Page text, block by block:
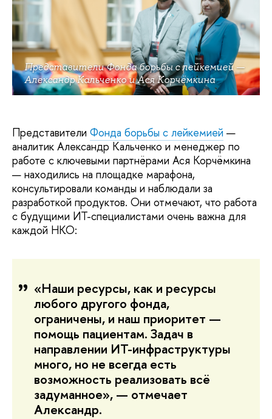
Представители Фонда борьбы с лейкемией —
Александр Кальченко и Ася Корчёмкина
Представители Фонда борьбы с лейкемией —
аналитик Александр Кальченко и менеджер по
работе с ключевыми партнёрами Ася Корчёмкина
— находились на площадке марафона,
консультировали команды и наблюдали за
разработкой продуктов. Они отмечают, что работа
с будущими ИТ-специалистами очень важна для
каждой НКО:
«Наши ресурсы, как и ресурсы
любого другого фонда,
ограничены, и наш приоритет —
помощь пациентам. Задач в
направлении ИТ-инфраструктуры
много, но не всегда есть
возможность реализовать всё
задуманное», — отмечает
Александр.